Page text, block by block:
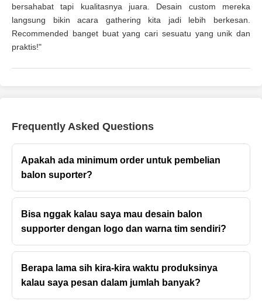
bersahabat tapi kualitasnya juara. Desain custom mereka
langsung bikin acara gathering kita jadi lebih berkesan.
Recommended banget buat yang cari sesuatu yang unik dan
praktis!"
Frequently Asked Questions
Apakah ada minimum order untuk pembelian
balon suporter?
Bisa nggak kalau saya mau desain balon
supporter dengan logo dan warna tim sendiri?
Berapa lama sih kira-kira waktu produksinya
kalau saya pesan dalam jumlah banyak?